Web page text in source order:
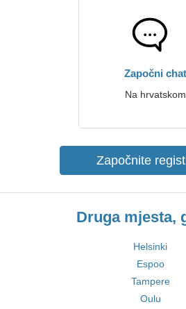
Započni chat
Na hrvatskom
Započnite
Druga mjesta,
Helsinki
Espoo
Tampere
Oulu